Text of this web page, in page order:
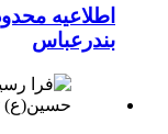
اطلاعیه
بندرعباس